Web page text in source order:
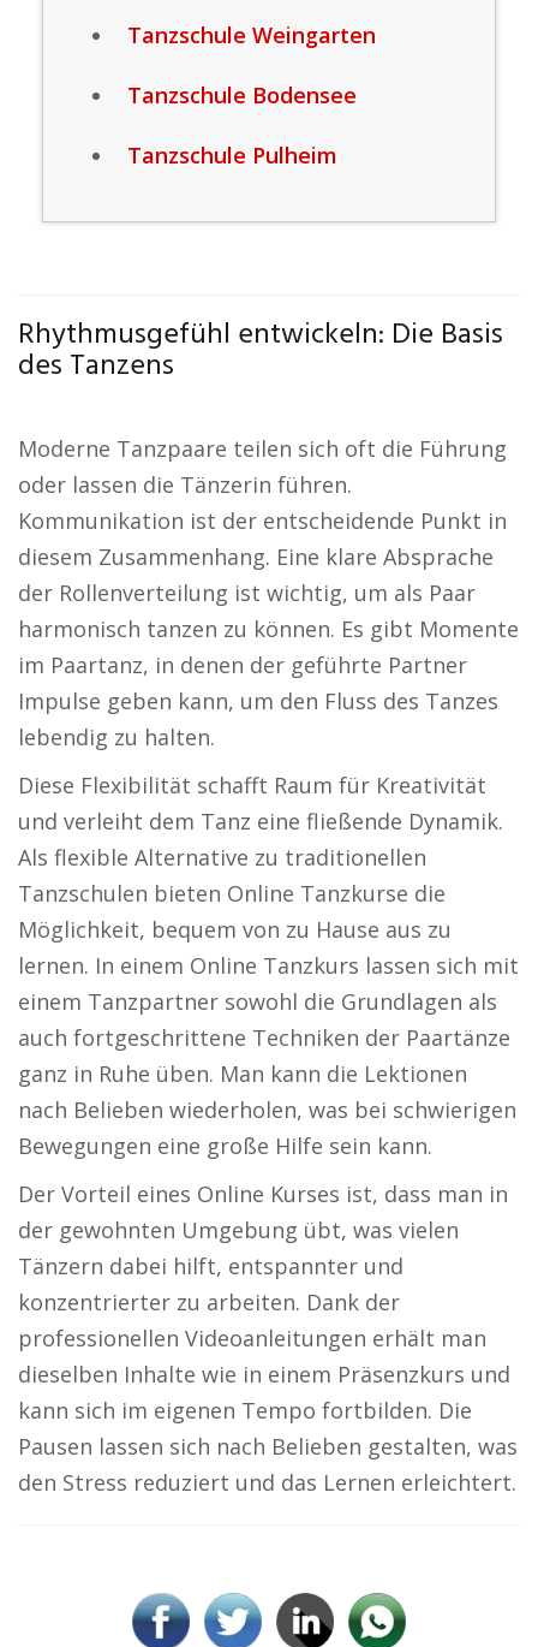
Tanzschule Weingarten
Tanzschule Bodensee
Tanzschule Pulheim
Rhythmusgefühl entwickeln: Die Basis
des Tanzens
Moderne Tanzpaare teilen sich oft die Führung
oder lassen die Tänzerin führen.
Kommunikation ist der entscheidende Punkt in
diesem Zusammenhang. Eine klare Absprache
der Rollenverteilung ist wichtig, um als Paar
harmonisch tanzen zu können. Es gibt Momente
im Paartanz, in denen der geführte Partner
Impulse geben kann, um den Fluss des Tanzes
lebendig zu halten.
Diese Flexibilität schafft Raum für Kreativität
und verleiht dem Tanz eine fließende Dynamik.
Als flexible Alternative zu traditionellen
Tanzschulen bieten Online Tanzkurse die
Möglichkeit, bequem von zu Hause aus zu
lernen. In einem Online Tanzkurs lassen sich mit
einem Tanzpartner sowohl die Grundlagen als
auch fortgeschrittene Techniken der Paartänze
ganz in Ruhe üben. Man kann die Lektionen
nach Belieben wiederholen, was bei schwierigen
Bewegungen eine große Hilfe sein kann.
Der Vorteil eines Online Kurses ist, dass man in
der gewohnten Umgebung übt, was vielen
Tänzern dabei hilft, entspannter und
konzentrierter zu arbeiten. Dank der
professionellen Videoanleitungen erhält man
dieselben Inhalte wie in einem Präsenzkurs und
kann sich im eigenen Tempo fortbilden. Die
Pausen lassen sich nach Belieben gestalten, was
den Stress reduziert und das Lernen erleichtert.